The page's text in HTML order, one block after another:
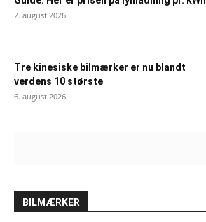
2. august 2026
Tre kinesiske bilmærker er nu blandt
verdens 10 største
6. august 2026
BILMÆRKER